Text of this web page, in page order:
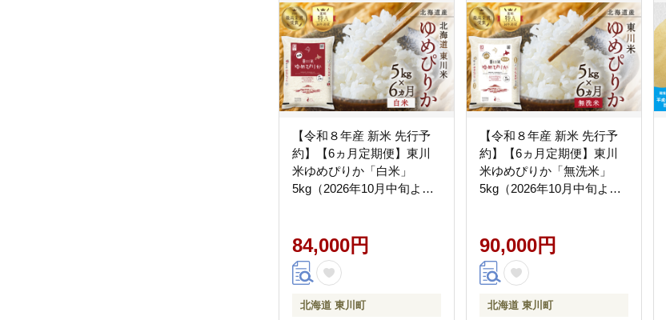
【令和８年産 新米 先行予
約】【6ヵ月定期便】東川
米ゆめぴりか「白米」
5kg（2026年10月中旬より
84,000円
北海道 東川町
【令和８年産 新米 先行予
約】【6ヵ月定期便】東川
米ゆめぴりか「無洗米」
5kg（2026年10月中旬より
90,000円
北海道 東川町